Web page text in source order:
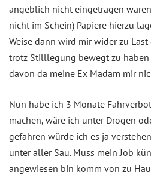
angeblich nicht eingetragen
nicht im Schein) Papiere hierzu
Weise dann wird mir wider zu
trotz Stilllegung bewegt zu
davon da meine Ex Madam mir
Nun habe ich 3 Monate
machen, wäre ich unter Drogen
gefahren würde ich es ja
unter aller Sau. Muss mein Job
angewiesen bin komm von zu